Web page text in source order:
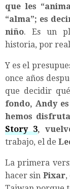
que les
“alma”; es
niño. Es un
historia, por
Y es el
once años
que decidir
fondo, Andy
hemos
Story 3,
trabajo, el de
La primera
hacer sin Pixar,